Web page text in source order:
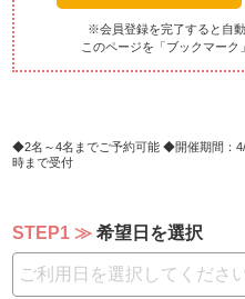
※会員登録を完了すると自
このページを「ブックマーク
2名～4名までご予約可能 開催期間：
時まで受付
STEP1 希望日を選択